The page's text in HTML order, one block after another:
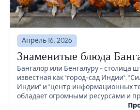
Апрель 16, 2026
Знаменитые блюда
Бангалор или Бенгалуру - столица
известная как "город-сад Индии",
Индии" и "центр информационных
обладает огромными ресурсами и
много для своих жителей. Бангалор